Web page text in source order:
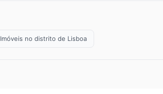
Imóveis no distrito de Lisboa